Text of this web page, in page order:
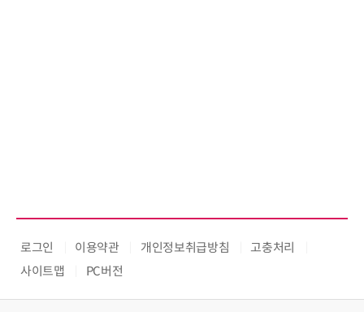
로그인 이용약관 개인정보취급방침
고충처리
사이트맵
PC버전